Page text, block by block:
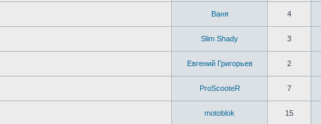
Ваня 4
Slim Shady 3
Евгений Григорьев 2
ProScooteR 7
motoblok 15